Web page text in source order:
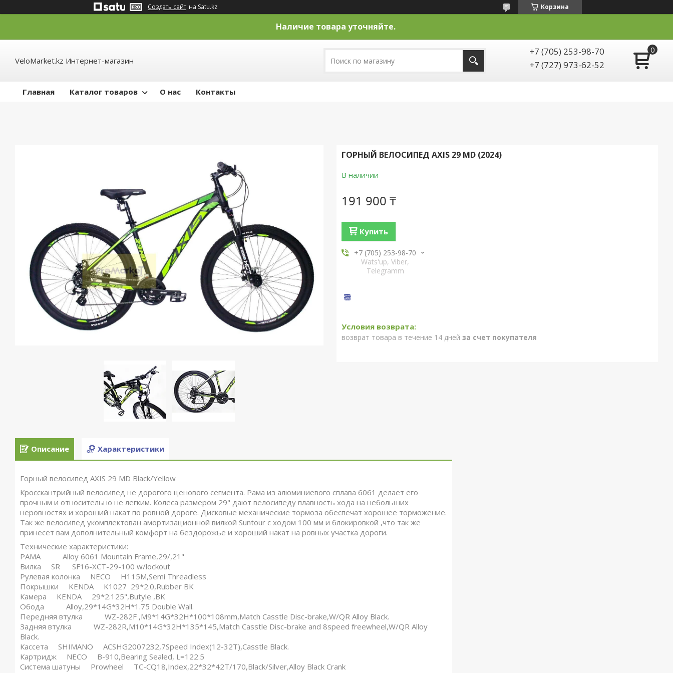
Создать сайт на Satu.kz Корзина
Наличие товара уточняйте.
VeloMarket.kz Интернет-магазин
+7 (705) 253-98-70
+7 (727) 973-62-52
Главная Каталог товаров О нас Контакты
ГОРНЫЙ ВЕЛОСИПЕД AXIS 29 MD (2024)
В наличии
191 900 ₸
Купить
+7 (705) 253-98-70
Wats'up, Viber,
Telegramm
возврат товара в течение 14 дней за счет покупателя
Описание Характеристики
Горный велосипед AXIS 29 MD Black/Yellow
Кросскантрийный велосипед не дорогого ценового сегмента. Рама из алюминиевого сплава 6061 делает его
прочным и относительно не легким. Колеса размером 29" дают велосипеду плавность хода на небольших
неровностях и хороший накат по ровной дороге. Дисковые механические тормоза обеспечат хорошее торможение.
Так же велосипед укомплектован амортизационной вилкой Suntour с ходом 100 мм и блокировкой ,что так же
принесет вам дополнительный комфорт на бездорожье и хороший накат на ровных участка дороги.
Технические характеристики:
РАМА Alloy 6061 Mountain Frame,29/,21"
Вилка SR SF16-XCT-29-100 w/lockout
Рулевая колонка NECO H115M,Semi Threadless
Покрышки KENDA K1027 29*2.0,Rubber BK
Камера KENDA 29*2.125",Butyle ,BK
Обода Alloy,29*14G*32H*1.75 Double Wall.
Передняя втулка WZ-282F ,M9*14G*32H*100*108mm,Match Casstle Disc-brake,W/QR Alloy Black.
Задняя втулка WZ-282R,M10*14G*32H*135*145,Match Casstle Disc-brake and 8speed freewheel,W/QR Alloy
Black.
Кассета SHIMANO ACSHG2007232,7Speed Index(12-32T),Casstle Black.
Картридж NECO B-910,Bearing Sealed, L=122.5
Система шатуны Prowheel TC-CQ18,Index,22*32*42T/170,Black/Silver,Alloy Black Crank